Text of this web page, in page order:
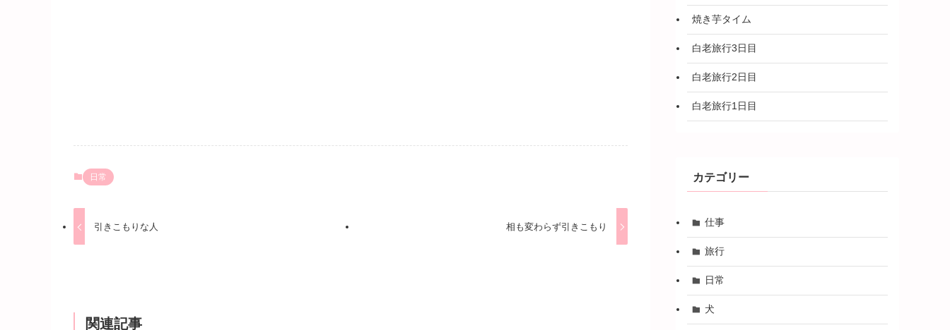
日常
引きこもりな人 相も変わらず引きこもり
関連記事
焼き芋タイム
白老旅行3日目
白老旅行2日目
白老旅行1日目
カテゴリー
仕事
旅行
日常
犬